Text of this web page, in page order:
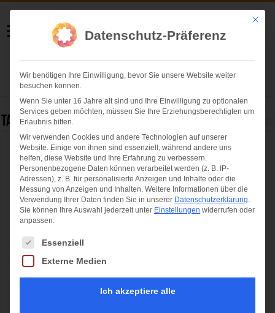
Helmut Swoboda
Fotografie
Herzlich willkommen
Tag Archives:
ADAC Supercross München 2015: Gregory
Aranda erneut „König von München“
Mit
Datenschutz-Präferenz
Wir benötigen Ihre Einwilligung, bevor Sie unsere Website weiter
besuchen können.
Wenn Sie unter 16 Jahre alt sind und Ihre Einwilligung zu optionalen
Services geben möchten, müssen Sie Ihre Erziehungsberechtigten um
Erlaubnis bitten.
Wir verwenden Cookies und andere Technologien auf unserer
Website. Einige von ihnen sind essenziell, während andere uns
helfen, diese Website und Ihre Erfahrung zu verbessern.
Personenbezogene Daten können verarbeitet werden (z. B. IP-
Adressen), z. B. für personalisierte Anzeigen und Inhalte oder die
Messung von Anzeigen und Inhalten. Weitere Informationen über die
Verwendung Ihrer Daten finden Sie in unserer Datenschutzerklärung.
Sie können Ihre Auswahl jederzeit unter Einstellungen widerrufen oder
anpassen.
Es folgt eine Liste der Service-Gruppen, für die eine Einwilligung
Essenziell
Externe Medien
Ich akzeptiere alle